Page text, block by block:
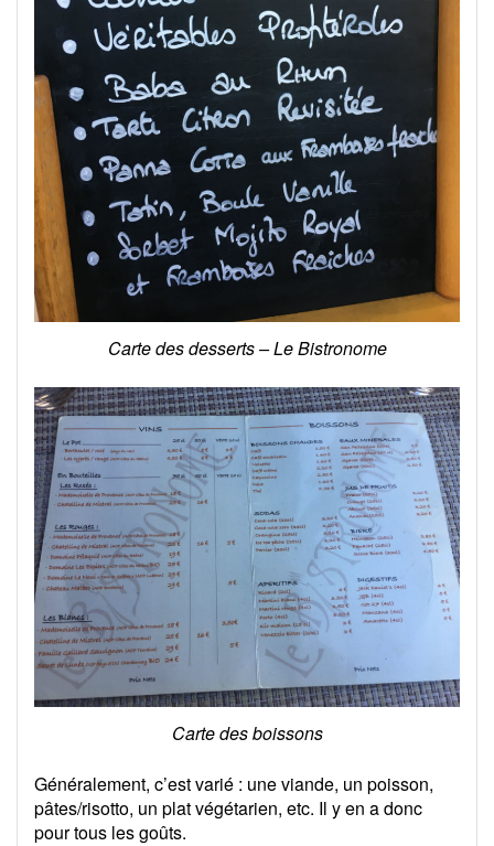
Carte des desserts – Le Bistronome
Carte des boissons
Généralement, c’est varié : une viande, un poisson,
pâtes/risotto, un plat végétarien, etc. Il y en a donc
pour tous les goûts.